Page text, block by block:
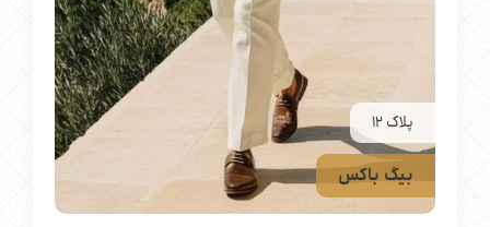
پلاک 12
بیگ باکس